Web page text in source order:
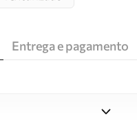
Entrega e pagamento